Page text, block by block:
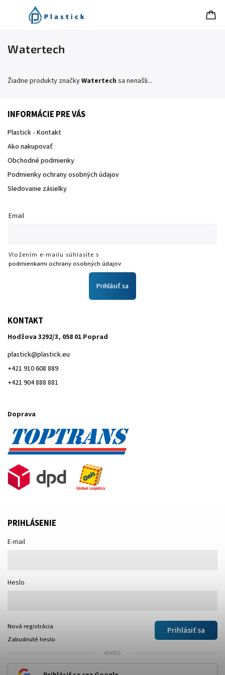
Watertech
Žiadne produkty značkyWatertech sa nenašli...
INFORMÁCIE PRE VÁS
Plastick - Kontakt
Ako nakupovať
Obchodné podmienky
Podmienky ochrany osobných údajov
Sledovanie zásielky
Email
Vložením e-mailu súhlasíte s
podmienkami ochrany osobných údajov
Prihlásiť sa
KONTAKT
Hodžova 3292/3, 058 01 Poprad
plastick@plastick.eu
+421 910 608 889
+421 904 888 881
Doprava
PRIHLÁSENIE
E-mail
Heslo
Prihlásiť sa
Nová registrácia
Zabudnuté heslo
alebo